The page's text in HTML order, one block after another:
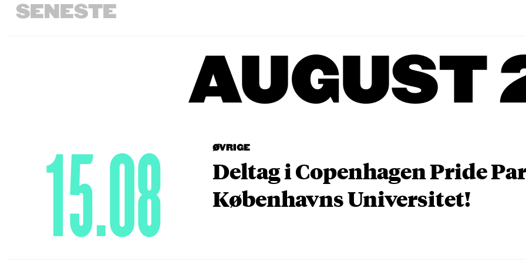
SENESTE
AUGUST
ØVRIGE
Deltag i Copenhagen Pride
Københavns Universitet!
15.08